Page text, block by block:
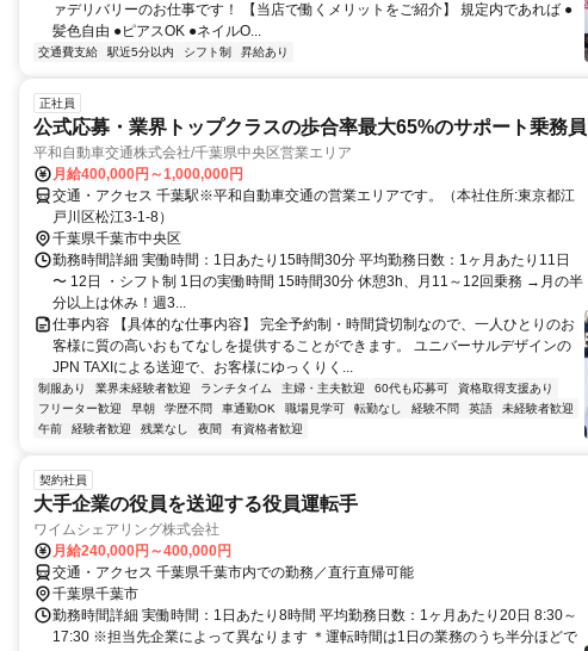
ァデリバリーのお仕事です！ 【当店で働くメリットをご紹介】 規定内であれば ●
髪色自由 ●ピアスOK ●ネイルO...
交通費支給 駅近5分以内 シフト制 昇給あり
正社員
公式応募・業界トップクラスの歩合率最大65%のサポート乗務員
平和自動車交通株式会社/千葉県中央区営業エリア
月給400,000円～1,000,000円
交通・アクセス 千葉駅※平和自動車交通の営業エリアです。（本社住所:東京都江
戸川区松江3-1-8）
千葉県千葉市中央区
勤務時間詳細 実働時間：1日あたり15時間30分 平均勤務日数：1ヶ月あたり11日
〜 12日 ・シフト制 1日の実働時間 15時間30分 休憩3h、月11～12回乗務 →月の半
分以上は休み！週3...
仕事内容 【具体的な仕事内容】 完全予約制・時間貸切制なので、一人ひとりのお
客様に質の高いおもてなしを提供することができます。 ユニバーサルデザインの
JPN TAXIによる送迎で、お客様にゆっくりく...
制服あり 業界未経験者歓迎 ランチタイム 主婦・主夫歓迎 60代も応募可
資格取得支援あり
フリーター歓迎
早朝 学歴不問 車通勤OK 職場見学可 転勤なし 経験不問 英語
未経験者歓迎
午前
経験者歓迎 残業なし 夜間 有資格者歓迎
契約社員
大手企業の役員を送迎する役員運転手
ワイムシェアリング株式会社
月給240,000円～400,000円
交通・アクセス 千葉県千葉市内での勤務／直行直帰可能
千葉県千葉市
勤務時間詳細 実働時間：1日あたり8時間 平均勤務日数：1ヶ月あたり20日 8:30～
17:30 ※担当先企業によって異なります ＊運転時間は1日の業務のうち半分ほどで